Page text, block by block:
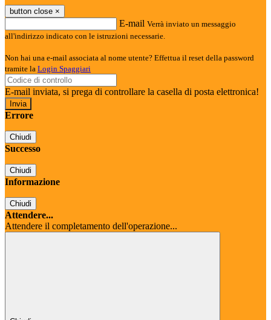
button close ×
E-mail Verrà inviato un messaggio
all'indirizzo indicato con le istruzioni necessarie.
Non hai una e-mail associata al nome utente? Effettua il reset della password
tramite la Login Spaggiari
E-mail inviata, si prega di controllare la casella di posta elettronica!
Errore
Chiudi
Successo
Chiudi
Informazione
Chiudi
Attendere...
Attendere il completamento dell'operazione...